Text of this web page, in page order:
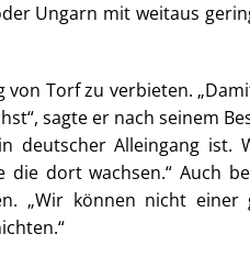
Ungarn mit weitaus
von Torf zu verbieten.
sagte er nach seinem
deutscher Alleingang ist.
dort wachsen.“ Auch
„Wir können nicht einer